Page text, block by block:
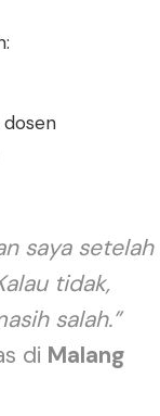
saya setelah
tidak,
salah.”
di Malang